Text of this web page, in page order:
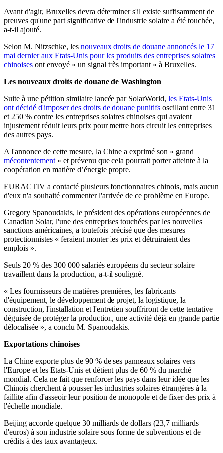
Avant d'agir, Bruxelles devra déterminer s'il existe suffisamment de
preuves qu'une part significative de l'industrie solaire a été touchée,
a-t-il ajouté.
Selon M. Nitzschke, les nouveaux droits de douane annoncés le 17
mai dernier aux Etats-Unis pour les produits des entreprises solaires
chinoises ont envoyé « un signal très important » à Bruxelles.
Les nouveaux droits de douane de Washington
Suite à une pétition similaire lancée par SolarWorld, les Etats-Unis
ont décidé d'imposer des droits de douane punitifs oscillant entre 31
et 250 % contre les entreprises solaires chinoises qui avaient
injustement réduit leurs prix pour mettre hors circuit les entreprises
des autres pays.
A l'annonce de cette mesure, la Chine a exprimé son « grand
mécontentement » et prévenu que cela pourrait porter atteinte à la
coopération en matière d’énergie propre.
EURACTIV a contacté plusieurs fonctionnaires chinois, mais aucun
d'eux n'a souhaité commenter l'arrivée de ce problème en Europe.
Gregory Spanoudakis, le président des opérations européennes de
Canadian Solar, l'une des entreprises touchées par les nouvelles
sanctions américaines, a toutefois précisé que des mesures
protectionnistes « feraient monter les prix et détruiraient des
emplois ».
Seuls 20 % des 300 000 salariés européens du secteur solaire
travaillent dans la production, a-t-il souligné.
« Les fournisseurs de matières premières, les fabricants
d'équipement, le développement de projet, la logistique, la
construction, l'installation et l'entretien souffriront de cette tentative
déguisée de protéger la production, une activité déjà en grande partie
délocalisée », a conclu M. Spanoudakis.
Exportations chinoises
La Chine exporte plus de 90 % de ses panneaux solaires vers
l'Europe et les Etats-Unis et détient plus de 60 % du marché
mondial. Cela ne fait que renforcer les pays dans leur idée que les
Chinois cherchent à pousser les industries solaires étrangères à la
faillite afin d'asseoir leur position de monopole et de fixer des prix à
l'échelle mondiale.
Beijing accorde quelque 30 milliards de dollars (23,7 milliards
d'euros) à son industrie solaire sous forme de subventions et de
crédits à des taux avantageux.